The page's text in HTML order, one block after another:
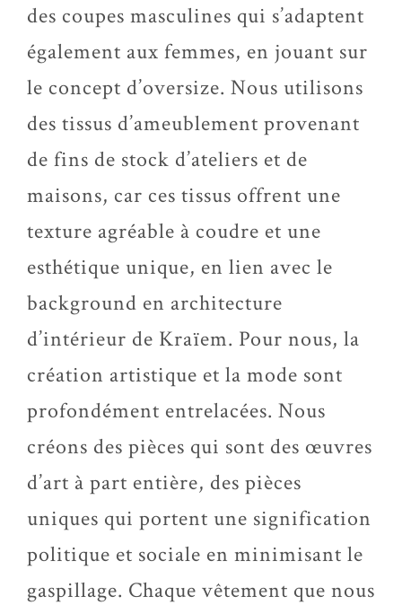
des coupes masculines qui s’adaptent
également aux femmes, en jouant sur
le concept d’oversize. Nous utilisons
des tissus d’ameublement provenant
de fins de stock d’ateliers et de
maisons, car ces tissus offrent une
texture agréable à coudre et une
esthétique unique, en lien avec le
background en architecture
d’intérieur de Kraïem. Pour nous, la
création artistique et la mode sont
profondément entrelacées. Nous
créons des pièces qui sont des œuvres
d’art à part entière, des pièces
uniques qui portent une signification
politique et sociale en minimisant le
gaspillage. Chaque vêtement que nous